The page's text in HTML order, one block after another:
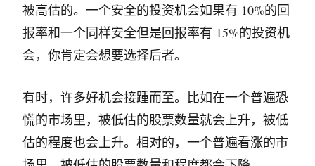
被高估的。一个安全的投资机会如果有 10%的回
报率和一个同样安全但是回报率有 15%的投资机
会，你肯定会想要选择后者。
有时，许多好机会接踵而至。比如在一个普遍恐
慌的市场里，被低估的股票数量就会上升，被低
估的程度也会上升。相对的，一个普遍看涨的市